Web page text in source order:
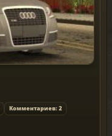
Комментариев: 2